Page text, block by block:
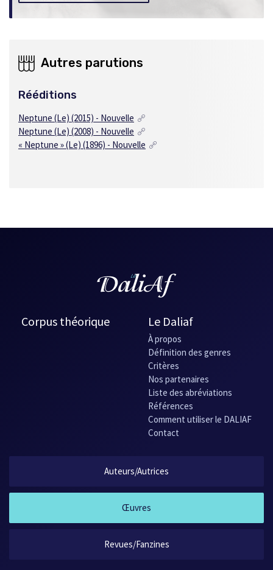
Autres parutions
Rééditions
Neptune (Le) (2015) - Nouvelle
Neptune (Le) (2008) - Nouvelle
« Neptune » (Le) (1896) - Nouvelle
Corpus théorique Le Daliaf
À propos
Définition des genres
Critères
Nos partenaires
Liste des abréviations
Références
Comment utiliser le DALIAF
Contact
Auteurs/Autrices
Œuvres
Revues/Fanzines